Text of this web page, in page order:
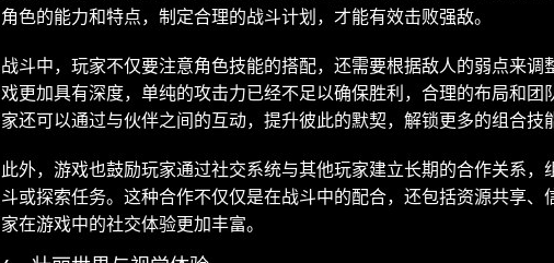
角色的能力和特点，制定合理的战斗计划，才能有效击败强敌。
战斗中，玩家不仅要注意角色技能的搭配，还需要根据敌人的弱点来
戏更加具有深度，单纯的攻击力已经不足以确保胜利，合理的布局和团
家还可以通过与伙伴之间的互动，提升彼此的默契，解锁更多的组合技
此外，游戏也鼓励玩家通过社交系统与其他玩家建立长期的合作关系
斗或探索任务。这种合作不仅仅是在战斗中的配合，还包括资源共享
家在游戏中的社交体验更加丰富。